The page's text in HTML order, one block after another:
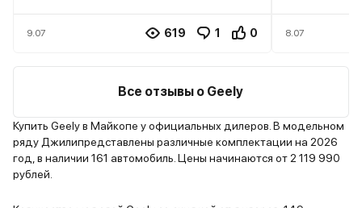
минимум кнопок, всё на экране.
На трассе я обгоняла BMW X3, и
водитель смотрел на меня, как на
жестковата для города, но на
серпантине это плюс. Минус?
Расход под 13 литров, но разве
эмоции измеряются в литрах?
Если хотите выделяться – Tugella
9.07 619 1 0
осталось
уверенно,
это
даже
8.07
Все отзывы о Geely
Купить Geely в Майкопе у официальных дилеров. В модельном
ряду Джилипредставлены различные комплектации на 2026
год, в наличии 161 автомобиль. Цены начинаются от 2 119 990
рублей.